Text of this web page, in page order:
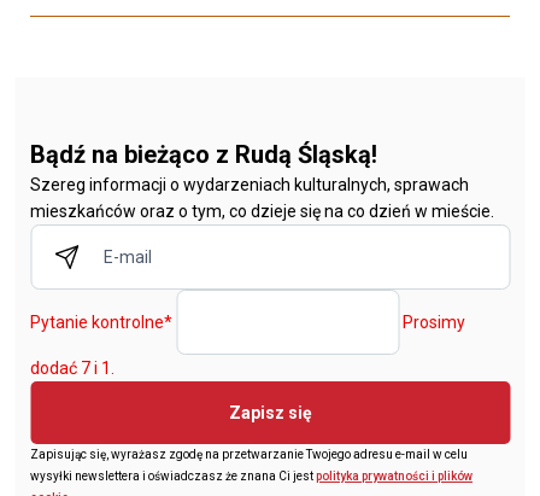
Bądź na bieżąco z Rudą Śląską!
Szereg informacji o wydarzeniach kulturalnych, sprawach
mieszkańców oraz o tym, co dzieje się na co dzień w mieście.
Pytanie kontrolne* Prosimy
dodać 7 i 1.
Zapisz się
Zapisując się, wyrażasz zgodę na przetwarzanie Twojego adresu e-mail w celu
wysyłki newslettera i oświadczasz że znana Ci jestpolityka prywatności i plików